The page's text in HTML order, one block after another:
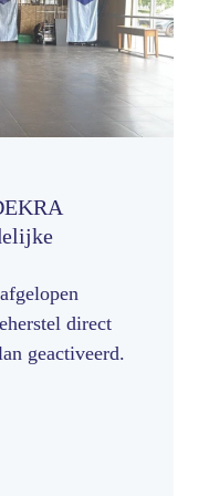
direct
geactiveerd.